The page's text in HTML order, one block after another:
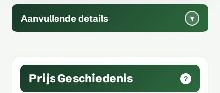
Aanvullende details ▾
Prijs Geschiedenis ?